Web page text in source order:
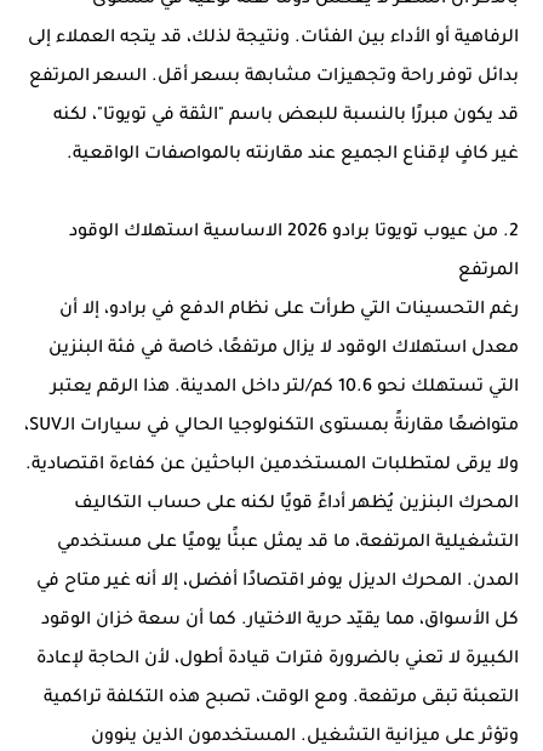
الرفاهية أو الأداء بين الفئات. ونتيجة لذلك، قد يتجه العملاء إلى
بدائل توفر راحة وتجهيزات مشابهة بسعر أقل. السعر المرتفع
قد يكون مبررًا بالنسبة للبعض باسم "الثقة في تويوتا"، لكنه
غير كافٍ لإقناع الجميع عند مقارنته بالمواصفات الواقعية.
2. من عيوب تويوتا برادو 2026 الاساسية استهلاك الوقود
المرتفع
رغم التحسينات التي طرأت على نظام الدفع في برادو، إلا أن
معدل استهلاك الوقود لا يزال مرتفعًا، خاصة في فئة البنزين
التي تستهلك نحو 10.6 كم/لتر داخل المدينة. هذا الرقم يعتبر
متواضعًا مقارنةً بمستوى التكنولوجيا الحالي في سيارات الـSUV،
ولا يرقى لمتطلبات المستخدمين الباحثين عن كفاءة اقتصادية.
المحرك البنزين يُظهر أداءً قويًا لكنه على حساب التكاليف
التشغيلية المرتفعة، ما قد يمثل عبئًا يوميًا على مستخدمي
المدن. المحرك الديزل يوفر اقتصادًا أفضل، إلا أنه غير متاح في
كل الأسواق، مما يقيّد حرية الاختيار. كما أن سعة خزان الوقود
الكبيرة لا تعني بالضرورة فترات قيادة أطول، لأن الحاجة لإعادة
التعبئة تبقى مرتفعة. ومع الوقت، تصبح هذه التكلفة تراكمية
وتؤثر على ميزانية التشغيل. المستخدمون الذين ينوون